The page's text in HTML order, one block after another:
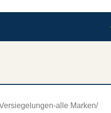
alle Marken/